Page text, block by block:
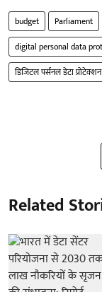
budget Parliament
digital personal data
डिजिटल पर्सनल डेटा
Related